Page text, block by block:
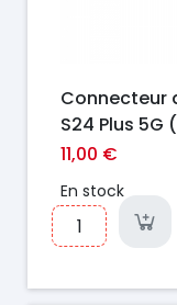
Connecteur
S24 Plus 5G
11,00 €
En stock